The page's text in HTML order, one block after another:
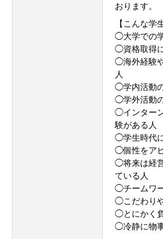
おります。
【こんな学
◯大学での
◯資格取得
◯海外経験
人
◯学内活動
◯学外活動
◯インター
験がある人
◯学生時代
◯個性をア
◯将来は経
ている人
◯チームワ
◯こだわり
◯とにかく
◯冷静に物